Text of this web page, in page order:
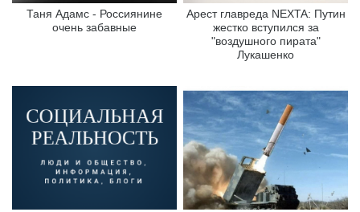
Таня Адамс - Россиянине
очень забавные
Арест главреда NEXTA: Путин
жестко вступился за
"воздушного пирата"
Лукашенко